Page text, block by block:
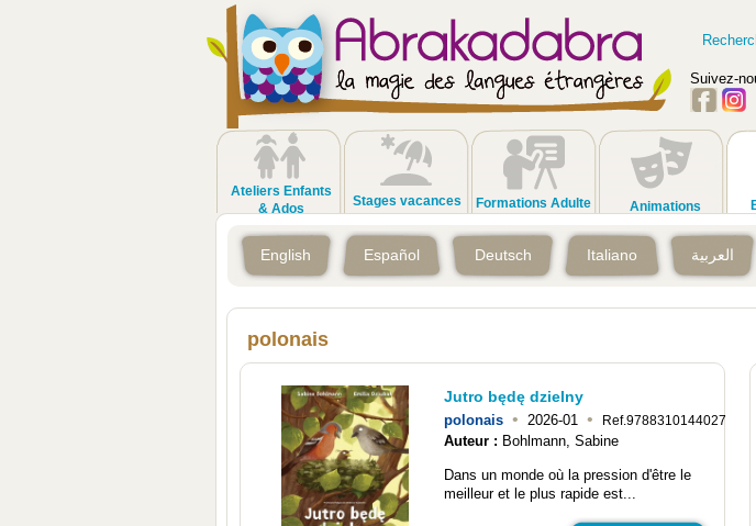
Suivez-
Ateliers Enfants
& Ados
Stages vacances Formations Adulte Animations
English Español Deutsch Italiano العربية
polonais
Jutro będę dzielny
polonais • 2026-01 • Ref.9788310144027
Auteur : Bohlmann, Sabine
Dans un monde où la pression d'être le
meilleur et le plus rapide est...